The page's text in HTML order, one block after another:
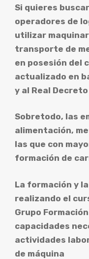
Si quieres
operadores de
utilizar
transporte de
en posesión del
actualizado en
y al Real
Sobretodo, las
alimentación,
las que con
formación de
La formación y
realizando el
Grupo
capacidades
actividades
de máquina